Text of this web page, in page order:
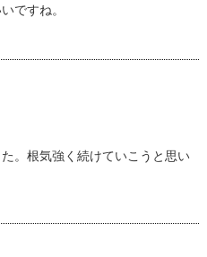
ですね。
。根気強く続けていこうと思い